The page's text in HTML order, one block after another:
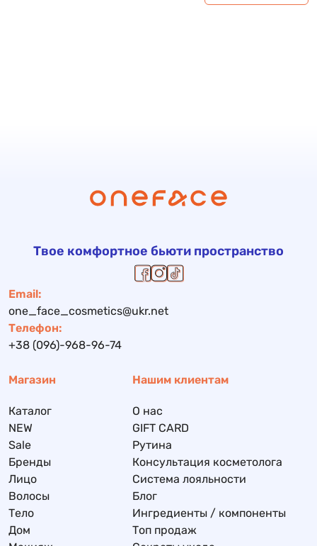
Твое комфортное бьюти пространство
Email:
one_face_cosmetics@ukr.net
Телефон:
+38 (096)-968-96-74
Магазин
Каталог
NEW
Sale
Бренды
Лицо
Волосы
Тело
Дом
Нашим клиентам
О нас
GIFT CARD
Рутина
Консультация косметолога
Система лояльности
Блог
Ингредиенты / компоненты
Топ продаж